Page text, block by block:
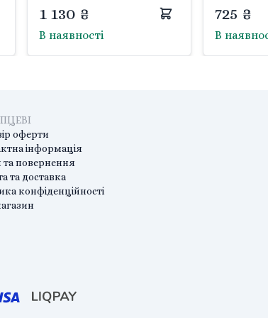
31*23*5см 9994886 Китай
1 130 ₴
В наявності
LZMH008
725 ₴
В
оферти
інформація
та повернення
та доставка
конфіденційності